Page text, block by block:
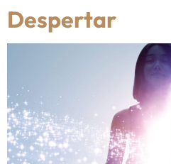
Despertar